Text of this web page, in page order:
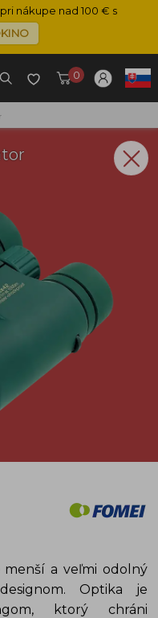
nákupe nad 100 € s
0
menší a veľmi odolný
Optika je
ktorý chráni